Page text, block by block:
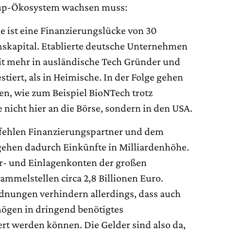
Ökosystem wachsen muss:
ist eine Finanzierungslücke von 30
Etablierte deutsche Unternehmen
mehr in ausländische Tech Gründer und
als in Heimische. In der Folge gehen
wie zum Beispiel BioNTech trotz
hier an die Börse, sondern in den USA.
Finanzierungspartner und dem
dadurch Einkünfte in Milliardenhöhe.
und Einlagenkonten der großen
circa 2,8 Billionen Euro.
verhindern allerdings, dass auch
in dringend benötigtes
werden können. Die Gelder sind also da,